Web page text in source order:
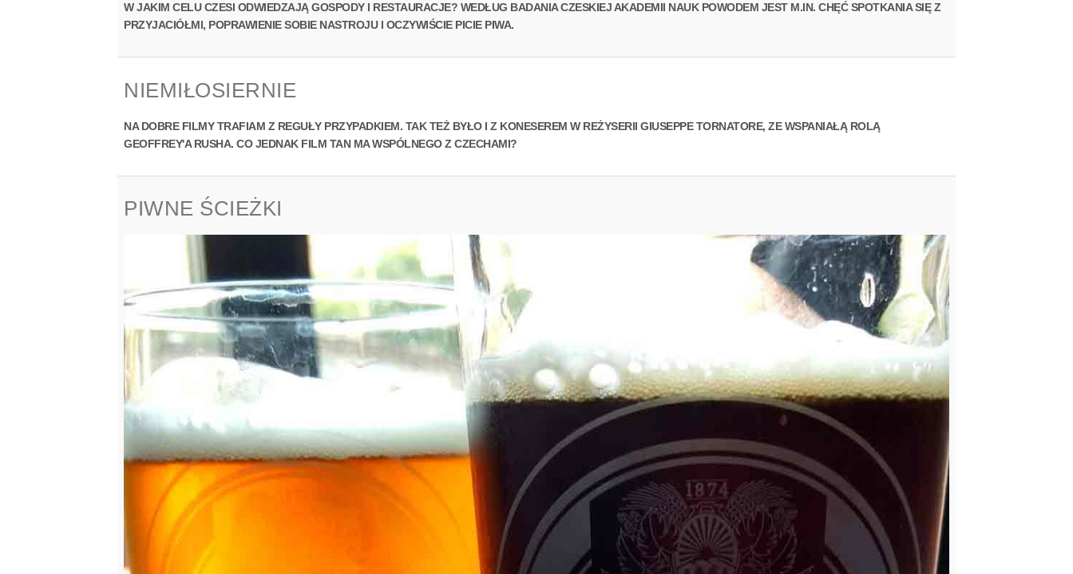
W JAKIM CELU CZESI ODWIEDZAJĄ GOSPODY I RESTAURACJE? WEDŁUG BADANIA CZESKIEJ AKADEMII NAUK POWODEM JEST M.IN. CHĘĆ SPOTKANIA SIĘ Z
PRZYJACIÓŁMI, POPRAWIENIE SOBIE NASTROJU I OCZYWIŚCIE PICIE PIWA.
NIEMIŁOSIERNIE
NA DOBRE FILMY TRAFIAM Z REGUŁY PRZYPADKIEM. TAK TEŻ BYŁO I Z KONESEREM W REŻYSERII GIUSEPPE TORNATORE, ZE WSPANIAŁĄ ROLĄ
GEOFFREY'A RUSHA. CO JEDNAK FILM TAN MA WSPÓLNEGO Z CZECHAMI?
PIWNE ŚCIEŻKI